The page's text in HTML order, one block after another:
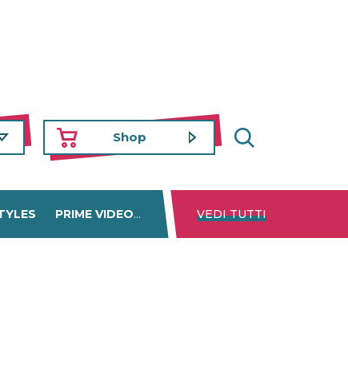
Shop
PRIME VIDEO DISNEY+ NETFLIX
VEDI TUTTI